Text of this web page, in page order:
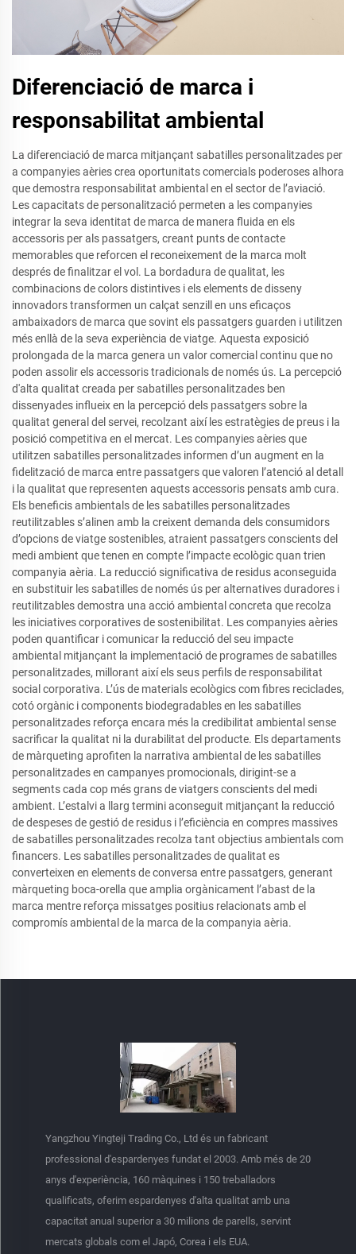
Diferenciació de marca i
responsabilitat ambiental
La diferenciació de marca mitjançant sabatilles personalitzades per
a companyies aèries crea oportunitats comercials poderoses alhora
que demostra responsabilitat ambiental en el sector de l’aviació.
Les capacitats de personalització permeten a les companyies
integrar la seva identitat de marca de manera fluida en els
accessoris per als passatgers, creant punts de contacte
memorables que reforcen el reconeixement de la marca molt
després de finalitzar el vol. La bordadura de qualitat, les
combinacions de colors distintives i els elements de disseny
innovadors transformen un calçat senzill en uns eficaços
ambaixadors de marca que sovint els passatgers guarden i utilitzen
més enllà de la seva experiència de viatge. Aquesta exposició
prolongada de la marca genera un valor comercial continu que no
poden assolir els accessoris tradicionals de només ús. La percepció
d'alta qualitat creada per sabatilles personalitzades ben
dissenyades influeix en la percepció dels passatgers sobre la
qualitat general del servei, recolzant així les estratègies de preus i la
posició competitiva en el mercat. Les companyies aèries que
utilitzen sabatilles personalitzades informen d’un augment en la
fidelització de marca entre passatgers que valoren l’atenció al detall
i la qualitat que representen aquests accessoris pensats amb cura.
Els beneficis ambientals de les sabatilles personalitzades
reutilitzables s’alinen amb la creixent demanda dels consumidors
d’opcions de viatge sostenibles, atraient passatgers conscients del
medi ambient que tenen en compte l’impacte ecològic quan trien
companyia aèria. La reducció significativa de residus aconseguida
en substituir les sabatilles de només ús per alternatives duradores i
reutilitzables demostra una acció ambiental concreta que recolza
les iniciatives corporatives de sostenibilitat. Les companyies aèries
poden quantificar i comunicar la reducció del seu impacte
ambiental mitjançant la implementació de programes de sabatilles
personalitzades, millorant així els seus perfils de responsabilitat
social corporativa. L’ús de materials ecològics com fibres reciclades,
cotó orgànic i components biodegradables en les sabatilles
personalitzades reforça encara més la credibilitat ambiental sense
sacrificar la qualitat ni la durabilitat del producte. Els departaments
de màrqueting aprofiten la narrativa ambiental de les sabatilles
personalitzades en campanyes promocionals, dirigint-se a
segments cada cop més grans de viatgers conscients del medi
ambient. L’estalvi a llarg termini aconseguit mitjançant la reducció
de despeses de gestió de residus i l’eficiència en compres massives
de sabatilles personalitzades recolza tant objectius ambientals com
financers. Les sabatilles personalitzades de qualitat es
converteixen en elements de conversa entre passatgers, generant
màrqueting boca-orella que amplia orgànicament l’abast de la
marca mentre reforça missatges positius relacionats amb el
compromís ambiental de la marca de la companyia aèria.
Yangzhou Yingteji Trading Co., Ltd és un fabricant
professional d'espardenyes fundat el 2003. Amb més de 20
anys d'experiència, 160 màquines i 150 treballadors
qualificats, oferim espardenyes d'alta qualitat amb una
capacitat anual superior a 30 milions de parells, servint
mercats globals com el Japó, Corea i els EUA.